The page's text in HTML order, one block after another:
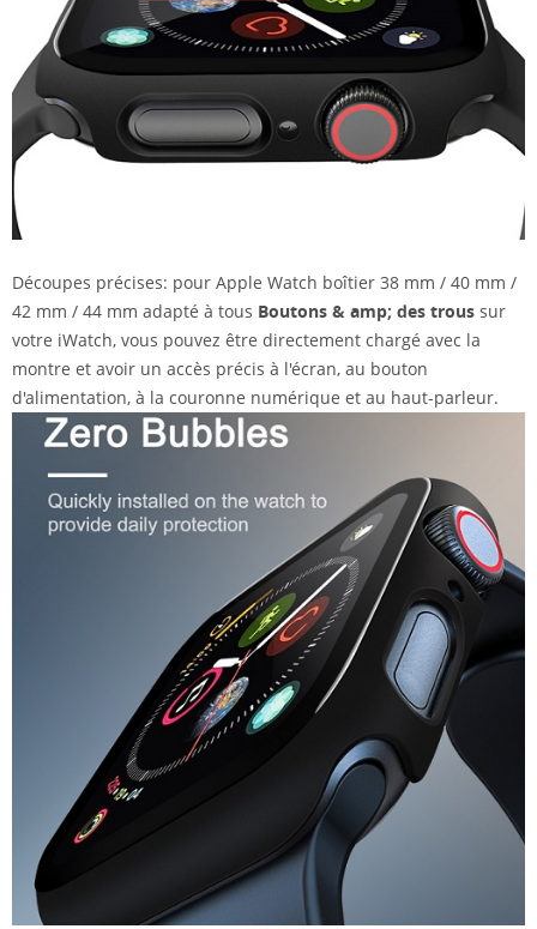
Découpes précises: pour Apple Watch boîtier 38 mm / 40 mm /
42 mm / 44 mm adapté à tous Boutons & amp; des trous sur
votre iWatch, vous pouvez être directement chargé avec la
montre et avoir un accès précis à l'écran, au bouton
d'alimentation, à la couronne numérique et au haut-parleur.